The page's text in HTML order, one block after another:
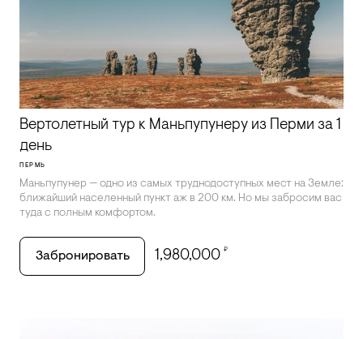
Вертолетный тур к Маньпупунеру из Перми за 1
день
ПЕРМЬ
Маньпупунер — одно из самых труднодоступных мест на Земле:
ближайший населенный пункт аж в 200 км. Но мы забросим вас
туда с полным комфортом.
Забронировать 1,980,000 ₽